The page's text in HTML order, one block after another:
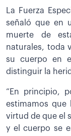
La Fuerza
señaló que en
muerte de
naturales, toda
su cuerpo en
distinguir la
“En principio,
estimamos que
virtud de que el
y el cuerpo se